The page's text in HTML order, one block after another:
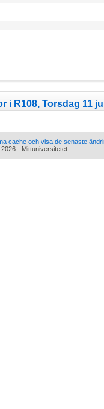
i R108, Torsdag 11
cache och visa de senaste
- Mittuniversitetet